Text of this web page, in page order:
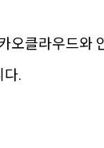
오클라우드와
다.